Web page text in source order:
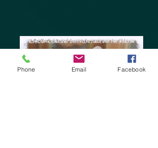
Phone Email Facebook